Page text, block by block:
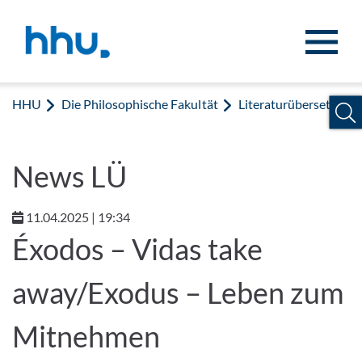
HHU Die Philosophische Fakultät Literaturübersetzen
News LÜ
11.04.2025 | 19:34
Éxodos – Vidas take
away/Exodus – Leben zum
Mitnehmen